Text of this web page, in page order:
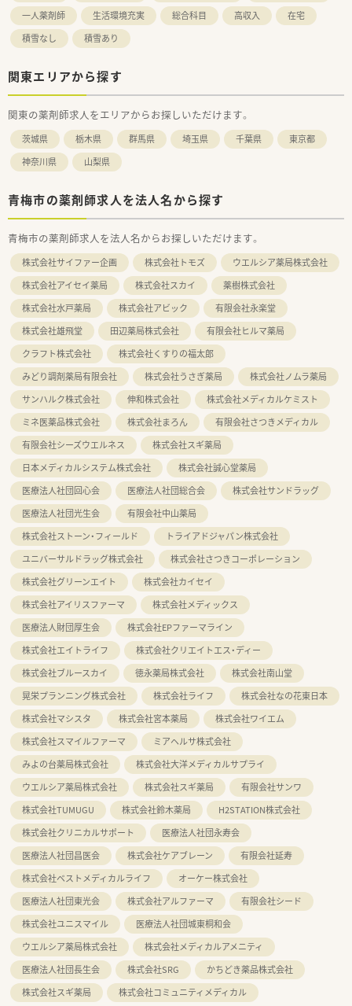
一人薬剤師
生活環境充実 総合科目 高収入
在宅
積雪なし
積雪あり
関東エリアから探す
関東の薬剤師求人をエリアからお探しいただけます。
茨城県 栃木県 群馬県 埼玉県 千葉県
東京都
神奈川県
山梨県
青梅市の薬剤師求人を法人名から探す
青梅市の薬剤師求人を法人名からお探しいただけます。
株式会社サイファー企画 株式会社トモズ
ウエルシア薬局株式会社
株式会社アイセイ薬局
株式会社スカイ
薬樹株式会社
株式会社水戸薬局
株式会社アビック
有限会社永楽堂
株式会社雄飛堂
田辺薬局株式会社
有限会社ヒルマ薬局
クラフト株式会社
株式会社くすりの福太郎
みどり調剤薬局有限会社
株式会社うさぎ薬局
株式会社ノムラ薬局
サンハルク株式会社
伸和株式会社
株式会社メディカルケミスト
ミネ医薬品株式会社
株式会社まろん
有限会社さつきメディカル
有限会社シーズウエルネス
株式会社スギ薬局
日本メディカルシステム株式会社
株式会社誠心堂薬局
医療法人社団回心会
医療法人社団総合会
株式会社サンドラッグ
医療法人社団光生会
有限会社中山薬局
株式会社ストーン・フィールド
トライアドジャパン株式会社
ユニバーサルドラッグ株式会社
株式会社さつきコーポレーション
株式会社グリーンエイト
株式会社カイセイ
株式会社アイリスファーマ
株式会社メディックス
医療法人財団厚生会
株式会社EPファーマライン
株式会社エイトライフ
株式会社クリエイトエス・ディー
株式会社ブルースカイ
徳永薬局株式会社
株式会社南山堂
晃栄プランニング株式会社
株式会社ライフ
株式会社なの花東日本
株式会社マシスタ
株式会社宮本薬局
株式会社ワイエム
株式会社スマイルファーマ
ミアヘルサ株式会社
みよの台薬局株式会社
株式会社大洋メディカルサプライ
ウエルシア薬局株式会社
株式会社スギ薬局
有限会社サンワ
株式会社TUMUGU
株式会社鈴木薬局
H2STATION株式会社
株式会社クリニカルサポート
医療法人社団永寿会
医療法人社団昌医会
株式会社ケアブレーン
有限会社延寿
株式会社ベストメディカルライフ
オーケー株式会社
医療法人社団東光会
株式会社アルファーマ
有限会社シード
株式会社ユニスマイル
医療法人社団城東桐和会
ウエルシア薬局株式会社
株式会社メディカルアメニティ
医療法人社団長生会
株式会社SRG
かちどき薬品株式会社
株式会社スギ薬局
株式会社コミュニティメディカル